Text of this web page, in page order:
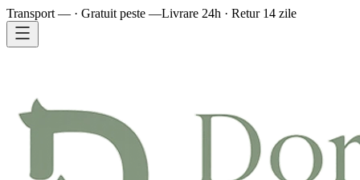
Transport — · Gratuit peste —Livrare 24h · Retur 14 zile